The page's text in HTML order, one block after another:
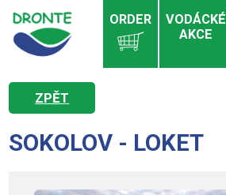
ORDER
VODÁCKÉ
AKCE
ZPĚT
SOKOLOV - LOKET